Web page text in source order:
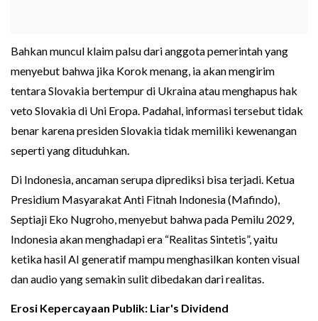
Bahkan muncul klaim palsu dari anggota pemerintah yang
menyebut bahwa jika Korok menang, ia akan mengirim
tentara Slovakia bertempur di Ukraina atau menghapus hak
veto Slovakia di Uni Eropa. Padahal, informasi tersebut tidak
benar karena presiden Slovakia tidak memiliki kewenangan
seperti yang dituduhkan.
Di Indonesia, ancaman serupa diprediksi bisa terjadi. Ketua
Presidium Masyarakat Anti Fitnah Indonesia (Mafindo),
Septiaji Eko Nugroho, menyebut bahwa pada Pemilu 2029,
Indonesia akan menghadapi era “Realitas Sintetis”, yaitu
ketika hasil AI generatif mampu menghasilkan konten visual
dan audio yang semakin sulit dibedakan dari realitas.
Erosi Kepercayaan Publik: Liar's Dividend